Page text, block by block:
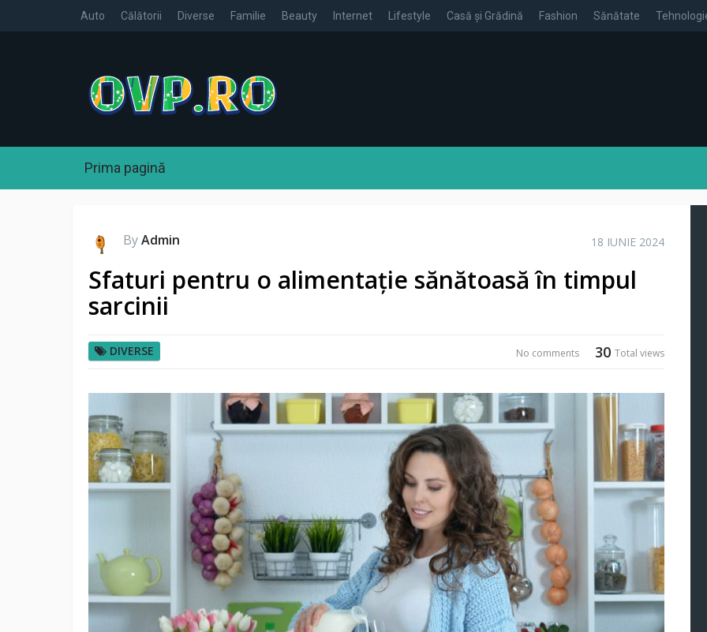
Auto Călătorii Diverse Familie Beauty Internet Lifestyle Casă și Grădină Fashion Sănătate
Prima pagină
ByAdmin 18 IUNIE 2024
Sfaturi pentru o alimentație sănătoasă în timpul
sarcinii
DIVERSE 30 Total views
No comments